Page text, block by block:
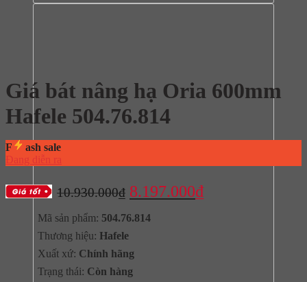
Giá bát nâng hạ Oria 600mm
Hafele 504.76.814
F
ash sale
Đang diễn ra
10.930.000₫ Giá
là:
8.197.000₫Giá
Mã sản phẩm: 504.76.814
Thương hiệu: Hafele
Xuất xứ: Chính hãng
Trạng thái: Còn hàng